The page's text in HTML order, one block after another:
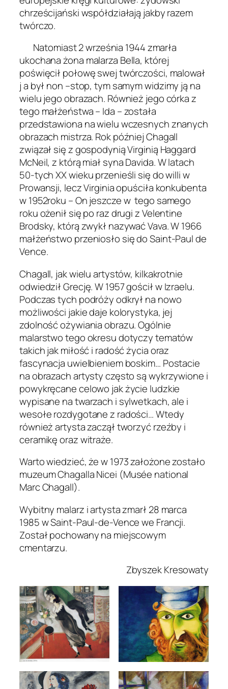
chrześcijański współdziałają jakby razem
twórczo.
Natomiast 2 września 1944 zmarła
ukochana żona malarza Bella, której
poświęcił połowę swej twórczości, malował
j a był non –stop, tym samym widzimy ją na
wielu jego obrazach. Również jego córka z
tego małżeństwa – Ida – została
przedstawiona na wielu wczesnych znanych
obrazach mistrza. Rok później Chagall
związał się z gospodynią Virginią Haggard
McNeil, z którą miał syna Davida. W latach
50-tych XX wieku przenieśli się do willi w
Prowansji, lecz Virginia opuściła konkubenta
w 1952roku – On jeszcze w tego samego
roku ożenił się po raz drugi z Velentine
Brodsky, którą zwykł nazywać Vava. W 1966
małżeństwo przeniosło się do Saint-Paul de
Vence.
Chagall, jak wielu artystów, kilkakrotnie
odwiedził Grecję. W 1957 gościł w Izraelu.
Podczas tych podróży odkrył na nowo
możliwości jakie daje kolorystyka, jej
zdolność ożywiania obrazu. Ogólnie
malarstwo tego okresu dotyczy tematów
takich jak miłość i radość życia oraz
fascynacja uwielbieniem boskim… Postacie
na obrazach artysty często są wykrzywione i
powykręcane celowo jak życie ludzkie
wypisane na twarzach i sylwetkach, ale i
wesołe rozdygotane z radości… Wtedy
również artysta zaczął tworzyć rzeźby i
ceramikę oraz witraże.
Warto wiedzieć, że w 1973 założone zostało
muzeum Chagalla Nicei (Musée national
Marc Chagall).
Wybitny malarz i artysta zmarł 28 marca
1985 w Saint-Paul-de-Vence we Francji.
Został pochowany na miejscowym
cmentarzu.
Zbyszek Kresowaty